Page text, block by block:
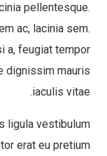
pellentesque.
ac, lacinia sem.
a, feugiat tempor
dignissim mauris
iaculis vitae.
ligula vestibulum
erat eu pretium